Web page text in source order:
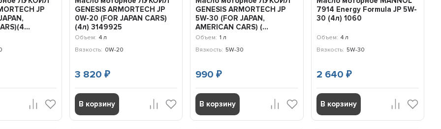
JP
GENESIS ARMORTECH JP
0W-20 (FOR JAPAN CARS)
(4л) 3149925
Объем: 4 л
Вязкость: 0W-20
3 820₽
В корзину
GENESIS ARMORTECH JP
5W-30 (FOR JAPAN,
AMERICAN CARS) (...
Объем: 1 л
Вязкость: 5W-30
990₽
В корзину
7914 Energy Formula JP 5W-
30 (4л) 1060
Объем: 4 л
Вязкость: 5W-30
2 640 ₽
В корзину